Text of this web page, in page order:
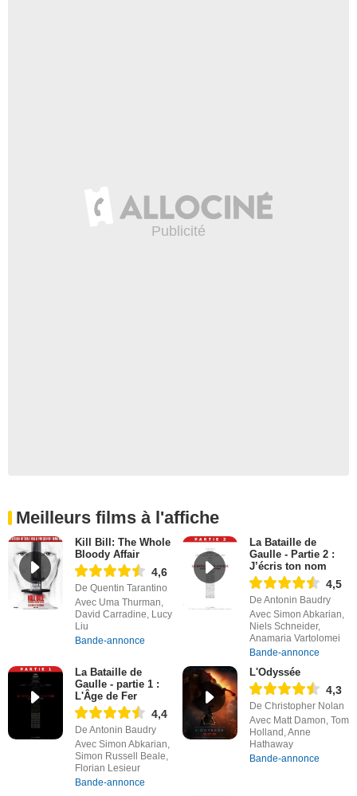
Meilleurs films à l'affiche
Kill Bill: The Whole
Bloody Affair
4,6
De Quentin Tarantino
Avec Uma Thurman,
David Carradine, Lucy
Liu
Bande-annonce
La Bataille de
Gaulle - Partie 2 :
J’écris ton nom
4,5
De Antonin Baudry
Avec Simon Abkarian,
Niels Schneider,
Anamaria Vartolomei
Bande-annonce
La Bataille de
Gaulle - partie 1 :
L'Âge de Fer
4,4
De Antonin Baudry
Avec Simon Abkarian,
Simon Russell Beale,
Florian Lesieur
Bande-annonce
L'Odyssée
4,3
De Christopher Nolan
Avec Matt Damon, Tom
Holland, Anne
Hathaway
Bande-annonce